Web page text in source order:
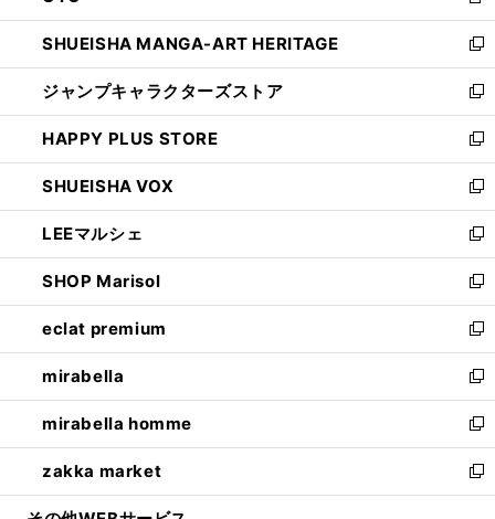
開
く
ウ
で
開
く
し
い
ウ
ィ
ン
ド
ウ
で
開
く
SHUEISHA MANGA-ART HERITAGE
新
し
い
ウ
ィ
ン
ド
ウ
で
開
く
ジャンプキャラクターズストア
新
し
い
ウ
ィ
ン
ド
ウ
で
開
く
HAPPY PLUS STORE
新
し
い
ウ
ィ
ン
ド
ウ
で
開
く
SHUEISHA VOX
新
し
い
ウ
ィ
ン
ド
ウ
で
開
く
LEEマルシェ
新
し
い
ウ
ィ
ン
ド
ウ
で
開
く
SHOP Marisol
新
し
い
ウ
ィ
ン
ド
ウ
で
開
eclat premium
新
し
い
ウ
ィ
ン
ド
ウ
mirabella
新
し
い
ウ
ィ
ン
mirabella homme
新
し
い
ウ
zakka market
新
し